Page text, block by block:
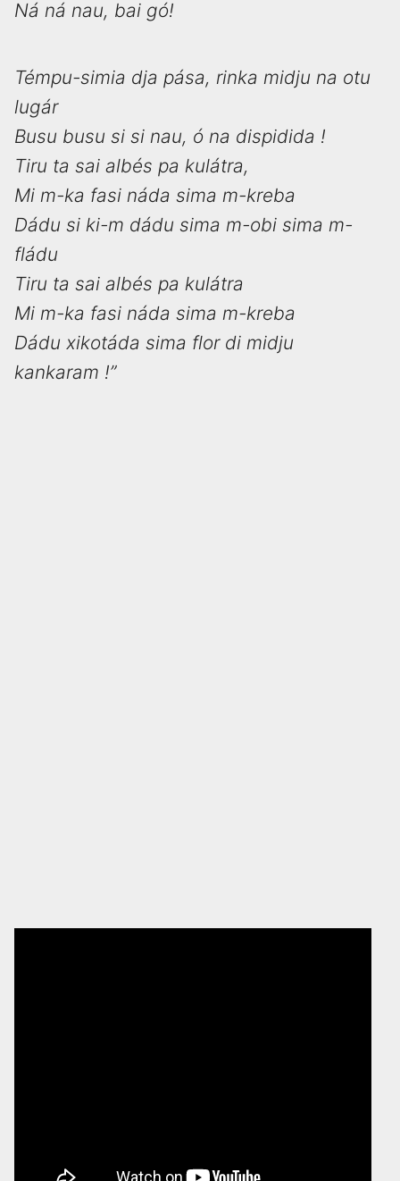
Ná ná nau, bai gó!
Témpu-simia dja pása, rinka midju na otu
lugár
Busu busu si si nau, ó na dispidida !
Tiru ta sai albés pa kulátra,
Mi m-ka fasi náda sima m-kreba
Dádu si ki-m dádu sima m-obi sima m-
fládu
Tiru ta sai albés pa kulátra
Mi m-ka fasi náda sima m-kreba
Dádu xikotáda sima flor di midju
kankaram !”